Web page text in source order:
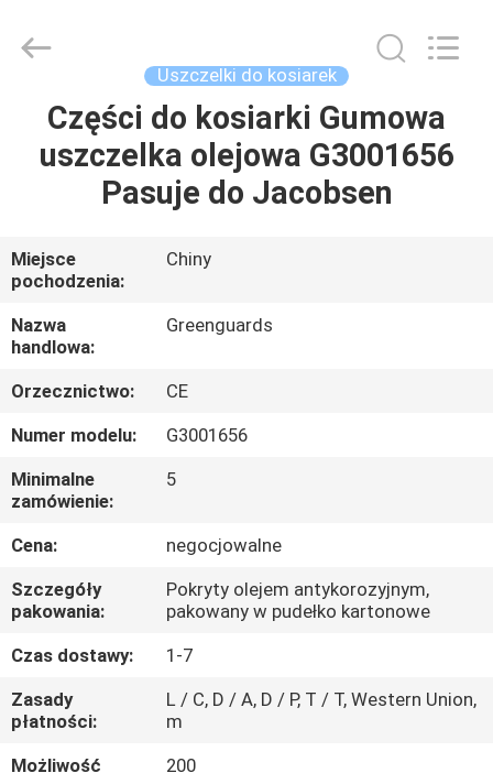
DOM
PRODUKTY
O
NAS
WYCIECZKA
PO
FABRYCE
KONTROLA
JAKOŚCI
SKONTAKTUJ
SIĘ
Z
NAMI
Trading
Reserved.
Uszczelki do kosiarek
Części do kosiarki Gumowa
uszczelka olejowa G3001656
Pasuje do Jacobsen
Miejsce
pochodzenia:
Chiny
Nazwa
handlowa:
Greenguards
Orzecznictwo:
CE
Numer modelu:
G3001656
Minimalne
zamówienie:
5
Cena:
negocjowalne
Szczegóły
pakowania:
Pokryty olejem antykorozyjnym,
pakowany w pudełko kartonowe
Czas dostawy:
1-7
Zasady
płatności:
L / C, D / A, D / P, T / T, Western Union,
m
Możliwość
200